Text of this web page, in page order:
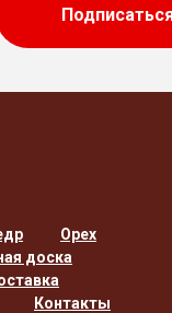
Орех
доска
Контакты